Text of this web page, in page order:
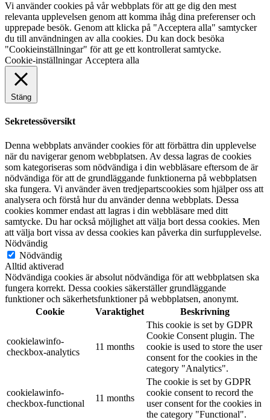
Vi använder cookies på vår webbplats för att ge dig den mest
relevanta upplevelsen genom att komma ihåg dina preferenser och
upprepade besök. Genom att klicka på "Acceptera alla" samtycker
du till användningen av alla cookies. Du kan dock besöka
"Cookieinställningar" för att ge ett kontrollerat samtycke.
Cookie-inställningar Acceptera alla
Stäng
Sekretessöversikt
Denna webbplats använder cookies för att förbättra din upplevelse
när du navigerar genom webbplatsen. Av dessa lagras de cookies
som kategoriseras som nödvändiga i din webbläsare eftersom de är
nödvändiga för att de grundläggande funktionerna på webbplatsen
ska fungera. Vi använder även tredjepartscookies som hjälper oss att
analysera och förstå hur du använder denna webbplats. Dessa
cookies kommer endast att lagras i din webbläsare med ditt
samtycke. Du har också möjlighet att välja bort dessa cookies. Men
att välja bort vissa av dessa cookies kan påverka din surfupplevelse.
Nödvändig
Nödvändig
Alltid aktiverad
Nödvändiga cookies är absolut nödvändiga för att webbplatsen ska
fungera korrekt. Dessa cookies säkerställer grundläggande
funktioner och säkerhetsfunktioner på webbplatsen, anonymt.
Cookie
Varaktighet Beskrivning
cookielawinfo-
checkbox-analytics
11 months
This cookie is set by GDPR
Cookie Consent plugin. The
cookie is used to store the user
consent for the cookies in the
category "Analytics".
cookielawinfo-
checkbox-functional
11 months
The cookie is set by GDPR
cookie consent to record the
user consent for the cookies in
the category "Functional".